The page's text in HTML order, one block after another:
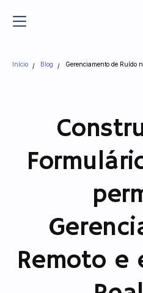
Início Blog Gerenciamento de Ruído
Remoto e